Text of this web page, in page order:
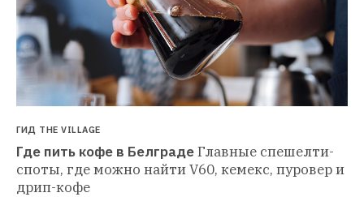
ГИД THE VILLAGE
Где пить кофе в БелградеГлавные спешелти-
споты, где можно найти V60, кемекс, пуровер и
дрип-кофе